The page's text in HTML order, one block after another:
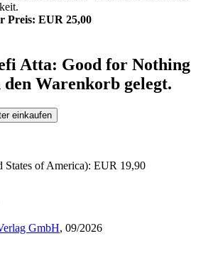
Preis: EUR 25,00
Atta: Good for Nothing
Warenkorb gelegt.
einkaufen
States of America): EUR 19,90
GmbH, 09/2026